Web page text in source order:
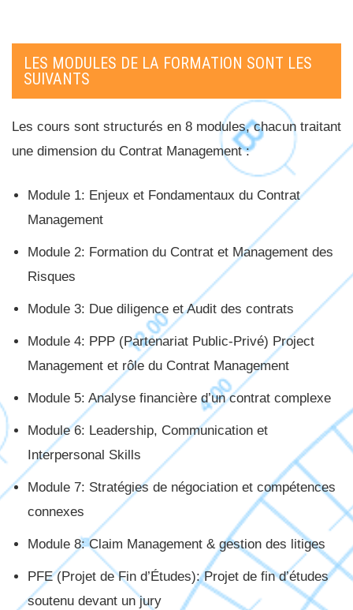
LES MODULES DE LA FORMATION SONT LES
SUIVANTS
Les cours sont structurés en 8 modules, chacun traitant
une dimension du Contrat Management :
Module 1: Enjeux et Fondamentaux du Contrat
Management
Module 2: Formation du Contrat et Management des
Risques
Module 3: Due diligence et Audit des contrats
Module 4: PPP (Partenariat Public-Privé) Project
Management et rôle du Contrat Management
Module 5: Analyse financière d’un contrat complexe
Module 6: Leadership, Communication et
Interpersonal Skills
Module 7: Stratégies de négociation et compétences
connexes
Module 8: Claim Management & gestion des litiges
PFE (Projet de Fin d’Études): Projet de fin d’études
soutenu devant un jury